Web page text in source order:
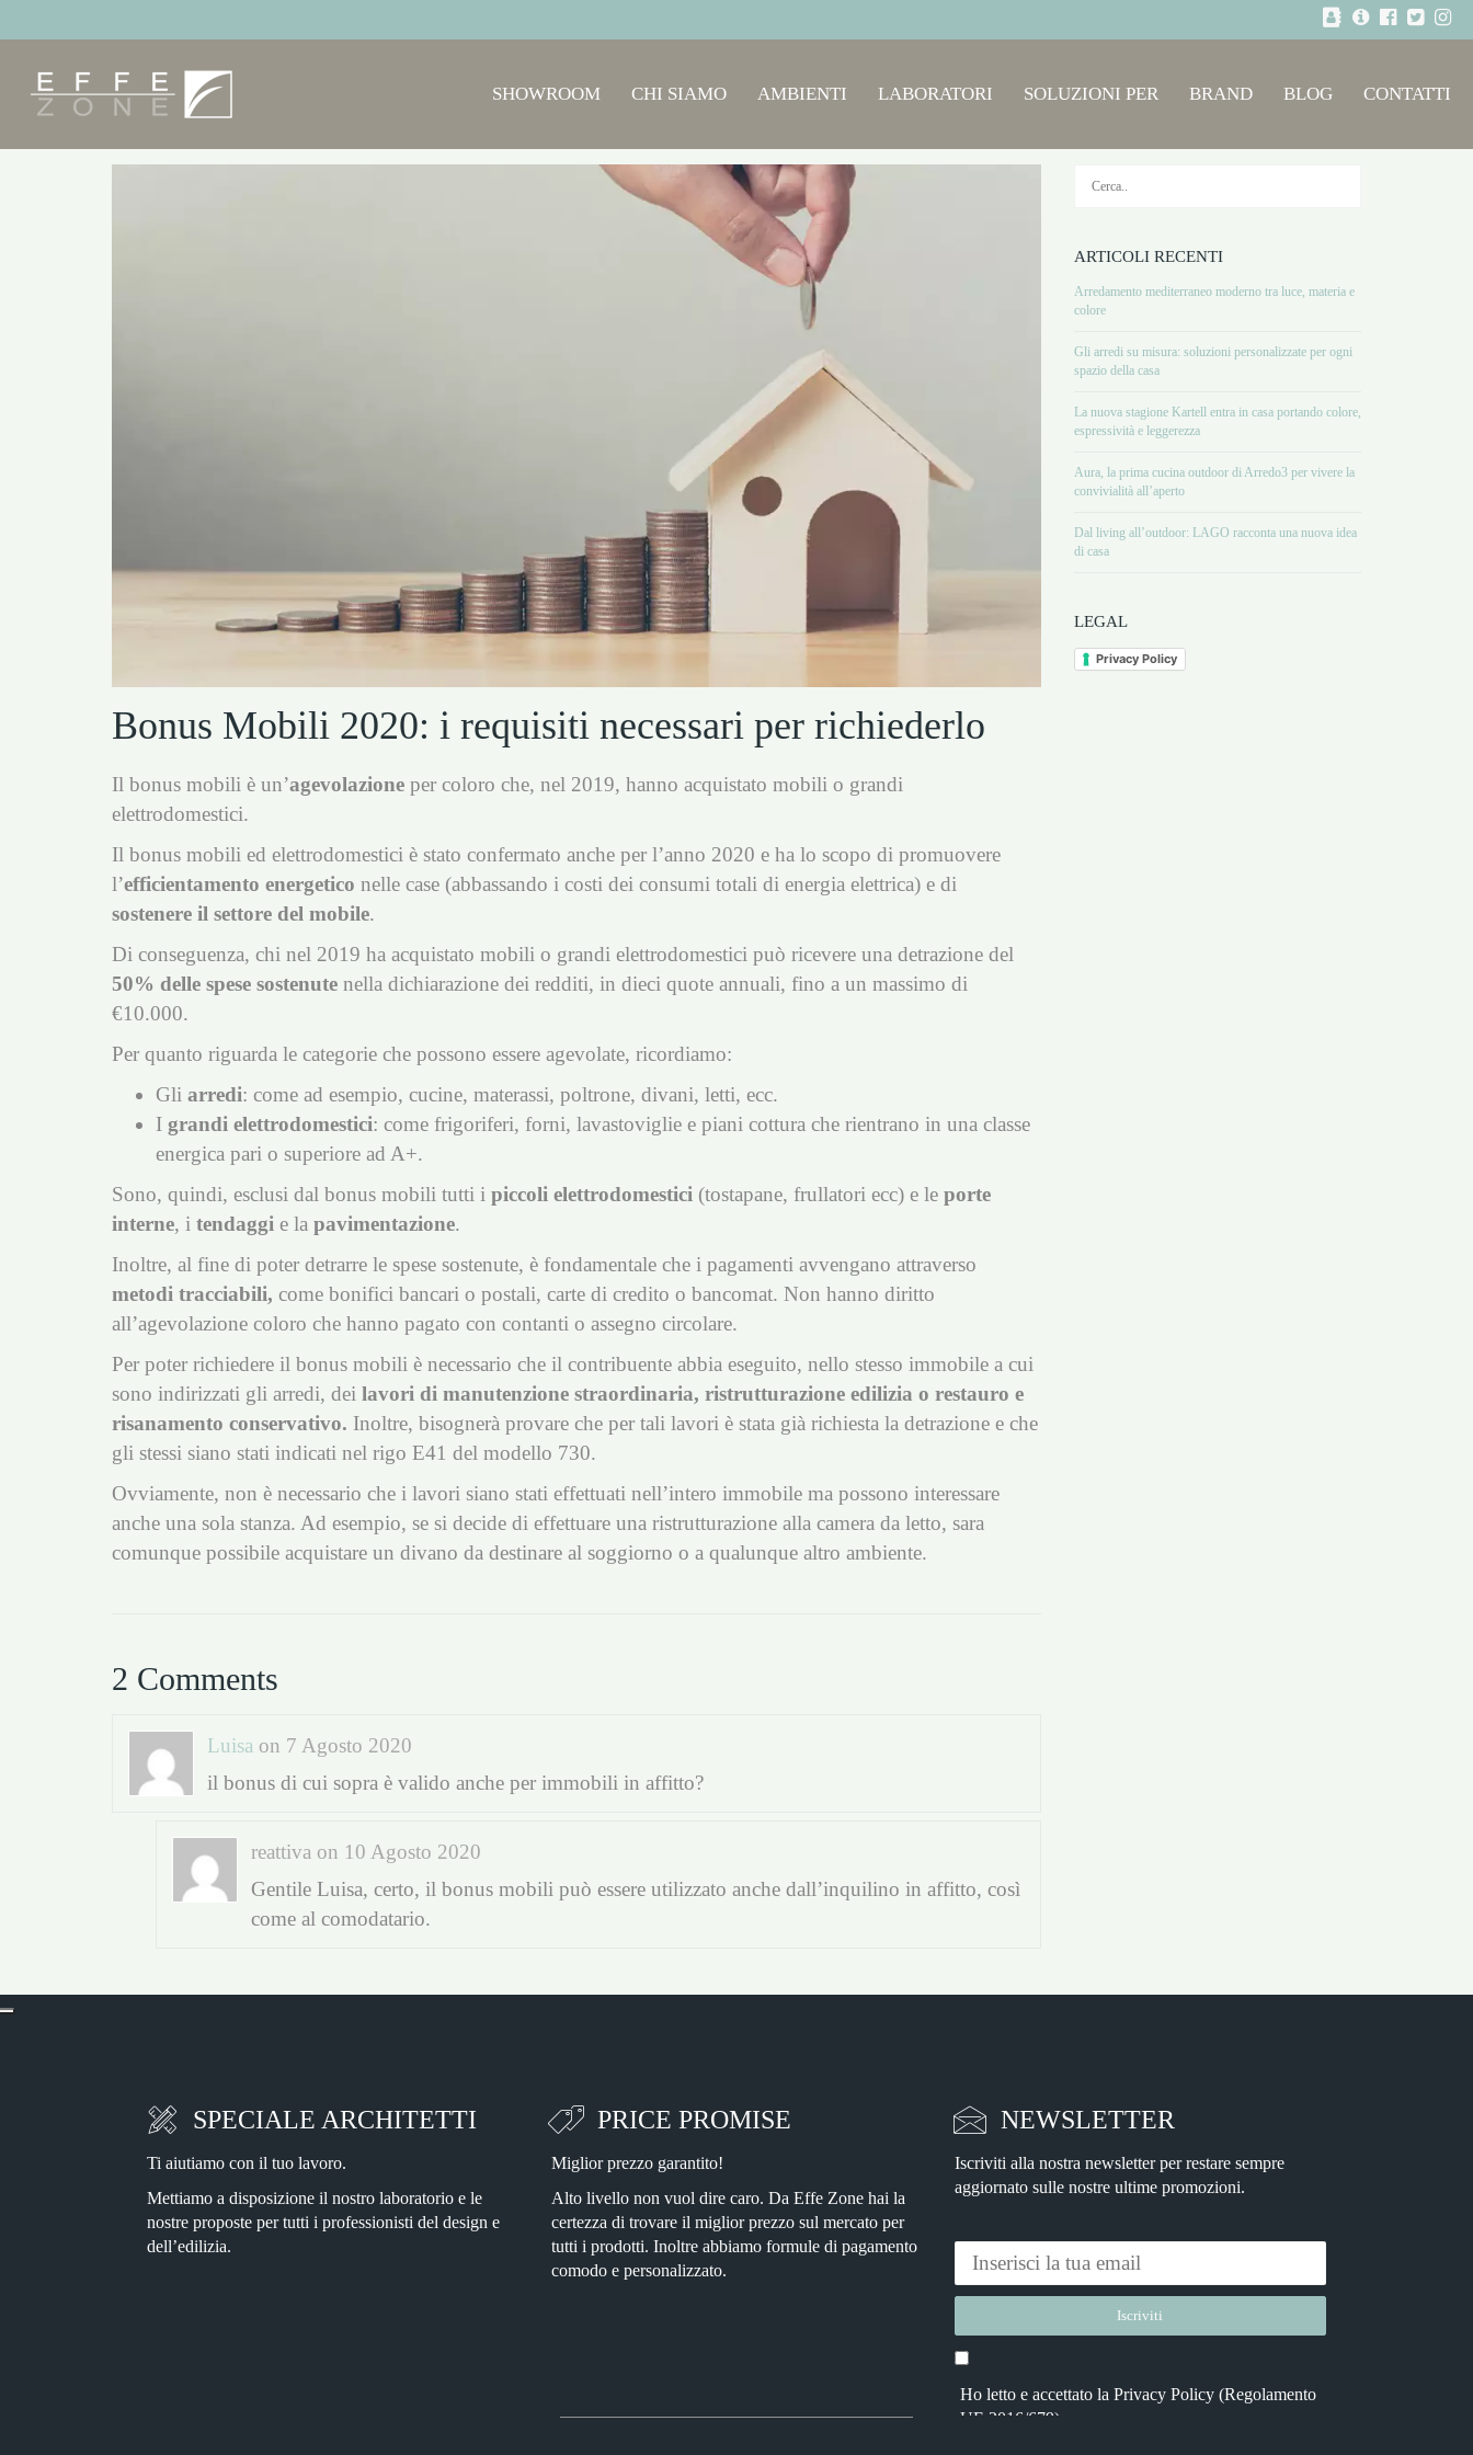
SHOWROOM CHI SIAMO AMBIENTI LABORATORI SOLUZIONI PER BRAND BLOG CONTATTI
Bonus Mobili 2020: i requisiti necessari per richiederlo
Il bonus mobili è un’agevolazione per coloro che, nel 2019, hanno acquistato mobili o grandi
elettrodomestici.
Il bonus mobili ed elettrodomestici è stato confermato anche per l’anno 2020 e ha lo scopo di promuovere
l’efficientamento energetico nelle case (abbassando i costi dei consumi totali di energia elettrica) e di
sostenere il settore del mobile.
Di conseguenza, chi nel 2019 ha acquistato mobili o grandi elettrodomestici può ricevere una detrazione del
50% delle spese sostenute nella dichiarazione dei redditi, in dieci quote annuali, fino a un massimo di
€10.000.
Per quanto riguarda le categorie che possono essere agevolate, ricordiamo:
Gli arredi: come ad esempio, cucine, materassi, poltrone, divani, letti, ecc.
I grandi elettrodomestici: come frigoriferi, forni, lavastoviglie e piani cottura che rientrano in una classe
energica pari o superiore ad A+.
Sono, quindi, esclusi dal bonus mobili tutti i piccoli elettrodomestici (tostapane, frullatori ecc) e le porte
interne, i tendaggi e la pavimentazione.
Inoltre, al fine di poter detrarre le spese sostenute, è fondamentale che i pagamenti avvengano attraverso
metodi tracciabili, come bonifici bancari o postali, carte di credito o bancomat. Non hanno diritto
all’agevolazione coloro che hanno pagato con contanti o assegno circolare.
Per poter richiedere il bonus mobili è necessario che il contribuente abbia eseguito, nello stesso immobile a cui
sono indirizzati gli arredi, dei lavori di manutenzione straordinaria, ristrutturazione edilizia o restauro e
risanamento conservativo. Inoltre, bisognerà provare che per tali lavori è stata già richiesta la detrazione e che
gli stessi siano stati indicati nel rigo E41 del modello 730.
Ovviamente, non è necessario che i lavori siano stati effettuati nell’intero immobile ma possono interessare
anche una sola stanza. Ad esempio, se si decide di effettuare una ristrutturazione alla camera da letto, sara
comunque possibile acquistare un divano da destinare al soggiorno o a qualunque altro ambiente.
2 Comments
Luisa on 7 Agosto 2020
il bonus di cui sopra è valido anche per immobili in affitto?
reattiva on 10 Agosto 2020
Gentile Luisa, certo, il bonus mobili può essere utilizzato anche dall’inquilino in affitto, così
come al comodatario.
ARTICOLI RECENTI
Arredamento mediterraneo moderno tra luce, materia e
colore
Gli arredi su misura: soluzioni personalizzate per ogni
spazio della casa
La nuova stagione Kartell entra in casa portando colore,
espressività e leggerezza
Aura, la prima cucina outdoor di Arredo3 per vivere la
convivialità all’aperto
Dal living all’outdoor: LAGO racconta una nuova idea
di casa
LEGAL
Privacy Policy
SPECIALE ARCHITETTI
Ti aiutiamo con il tuo lavoro.
Mettiamo a disposizione il nostro laboratorio e le
nostre proposte per tutti i professionisti del design e
dell’edilizia.
PRICE PROMISE
Miglior prezzo garantito!
Alto livello non vuol dire caro. Da Effe Zone hai la
certezza di trovare il miglior prezzo sul mercato per
tutti i prodotti. Inoltre abbiamo formule di pagamento
comodo e personalizzato.
NEWSLETTER
Iscriviti alla nostra newsletter per restare sempre
aggiornato sulle nostre ultime promozioni.
Ho letto e accettato laPrivacy Policy (Regolamento
UE 2016/679).
Alternative: